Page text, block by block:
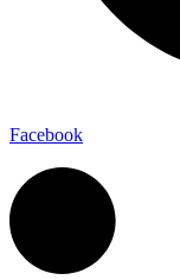
Facebook